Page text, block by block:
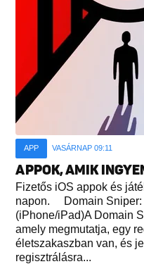
APP VASÁRNAP 09:11
APPOK, AMIK
Fizetős iOS appok és
napon. Domain Sniper:
(iPhone/iPad)A Domain
amely megmutatja, egy
életszakaszban van, és
regisztrálásra...